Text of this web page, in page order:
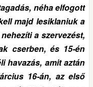
néha elfogott
majd lesiklaniuk a
a szervezést,
cserben, és 15-én
havazás, amit aztán
16-án, az első